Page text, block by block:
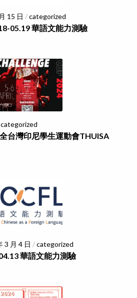
15 日 /categorized
05.19 華語文能力測驗
categorized
台灣印尼學生運動會THUISA
3 月 4 日 /categorized
華語文能力測驗